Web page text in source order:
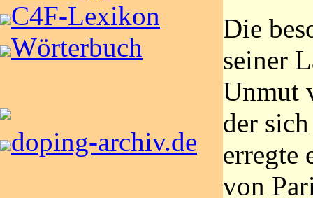
C4F-Lexikon
Wörterbuch
doping-archiv.de
Die
seiner
Unmut
der
erregte
von